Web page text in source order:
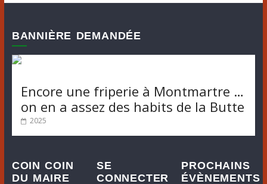
BANNIÈRE DEMANDÉE
Encore une friperie à Montmartre …
on en a assez des habits de la Butte
2025
COIN COIN
DU MAIRE
SE
CONNECTER
PROCHAINS
ÉVÈNEMENTS